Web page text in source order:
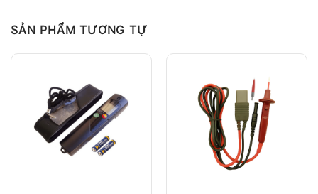
Đầu dò CO₂ (kỹ thuật số) với Bluetooth
SẢN PHẨM TƯƠNG TỰ